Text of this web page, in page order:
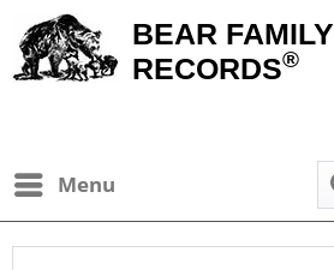
BEAR FAMILY
RECORDS®
Menu